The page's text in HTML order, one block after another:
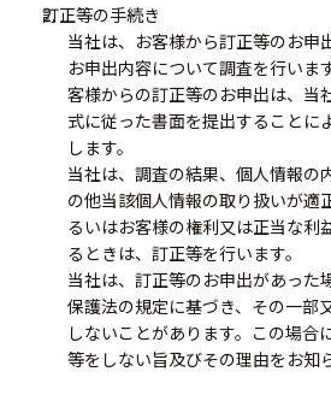
訂正等の手続き
当社は、お客様から訂正等のお申
お申出内容について調査を行いま
客様からの訂正等のお申出は、当
式に従った書面を提出することに
します。
当社は、調査の結果、個人情報の
の他当該個人情報の取り扱いが適
るいはお客様の権利又は正当な利
るときは、訂正等を行います。
当社は、訂正等のお申出があった
保護法の規定に基づき、その一部
しないことがあります。この場合
等をしない旨及びその理由をお知